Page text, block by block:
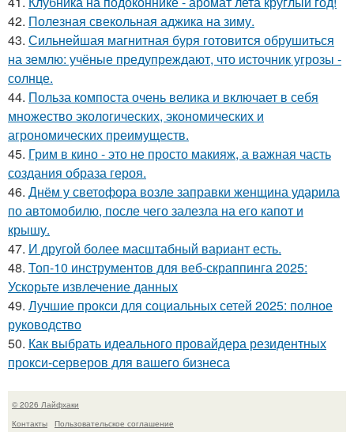
42. Полезная свекольная аджика на зиму.
43. Сильнейшая магнитная буря готовится обрушиться
на землю: учёные предупреждают, что источник угрозы -
солнце.
44. Польза компоста очень велика и включает в себя
множество экологических, экономических и
агрономических преимуществ.
45. Грим в кино - это не просто макияж, а важная часть
создания образа героя.
46. Днём у светофора возле заправки женщина ударила
по автомобилю, после чего залезла на его капот и
крышу.
47. И другой более масштабный вариант есть.
48. Топ-10 инструментов для веб-скраппинга 2025:
Ускорьте извлечение данных
49. Лучшие прокси для социальных сетей 2025: полное
руководство
50. Как выбрать идеального провайдера резидентных
прокси-серверов для вашего бизнеса
© 2026 Лайфхаки
Контакты
Пользовательское соглашение